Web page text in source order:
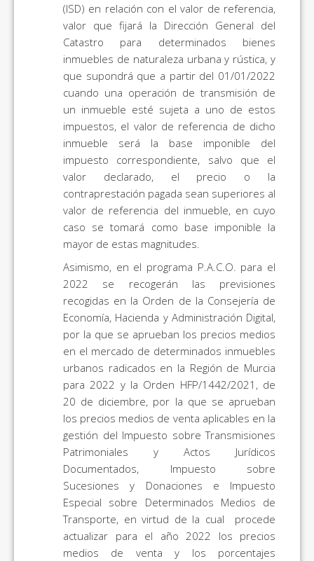
(ISD) en relación con el valor de referencia,
valor que fijará la Dirección General del
Catastro para determinados bienes
inmuebles de naturaleza urbana y rústica, y
que supondrá que a partir del 01/01/2022
cuando una operación de transmisión de
un inmueble esté sujeta a uno de estos
impuestos, el valor de referencia de dicho
inmueble será la base imponible del
impuesto correspondiente, salvo que el
valor declarado, el precio o la
contraprestación pagada sean superiores al
valor de referencia del inmueble, en cuyo
caso se tomará como base imponible la
mayor de estas magnitudes.
Asimismo, en el programa P.A.C.O. para el
2022 se recogerán las previsiones
recogidas en la Orden de la Consejería de
Economía, Hacienda y Administración Digital,
por la que se aprueban los precios medios
en el mercado de determinados inmuebles
urbanos radicados en la Región de Murcia
para 2022 y la Orden HFP/1442/2021, de
20 de diciembre, por la que se aprueban
los precios medios de venta aplicables en la
gestión del Impuesto sobre Transmisiones
Patrimoniales y Actos Jurídicos
Documentados, Impuesto sobre
Sucesiones y Donaciones e Impuesto
Especial sobre Determinados Medios de
Transporte, en virtud de la cual procede
actualizar para el año 2022 los precios
medios de venta y los porcentajes